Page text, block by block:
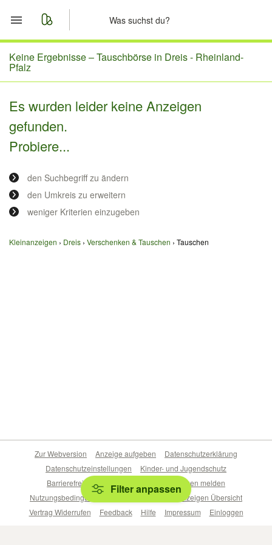
Start
Merkliste
Nachrichten
Anzeige aufgeben
Keine Ergebnisse –Tauschbörse in Dreis - Rheinland-
Pfalz
Es wurden leider keine Anzeigen
gefunden.
Probiere...
den Suchbegriff zu ändern
den Umkreis zu erweitern
weniger Kriterien einzugeben
Kleinanzeigen Dreis Verschenken & Tauschen Tauschen
Filter anpassen
Zur Webversion Anzeige aufgeben
Datenschutzerklärung
Datenschutzeinstellungen
Kinder- und Jugendschutz
Barrierefreiheitserklärung
Sicherheitslücken melden
Nutzungsbedingungen
Beliebte Suchen
Anzeigen Übersicht
Vertrag Widerrufen
Feedback Hilfe Impressum Einloggen